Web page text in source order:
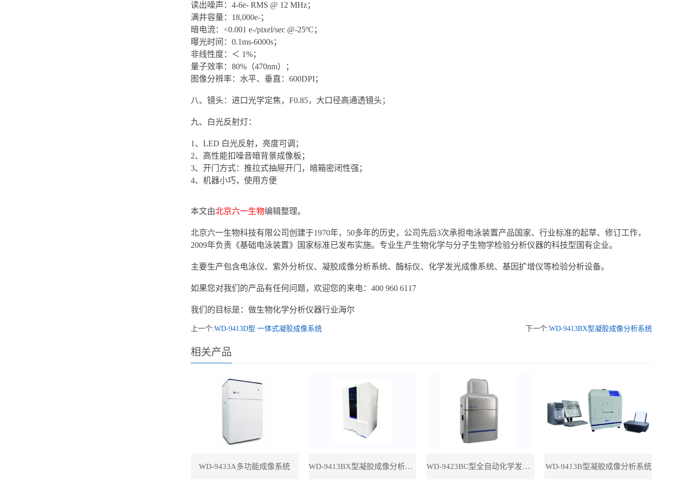
读出噪声：4-6e- RMS @ 12 MHz；
满井容量：18,000e-；
暗电流：<0.001 e-/pixel/sec @-25ºC；
曝光时间：0.1ms-6000s；
非线性度：＜ 1%；
量子效率：80%（470nm）；
图像分辨率：水平、垂直：600DPI；
八、镜头：进口光学定焦，F0.85，大口径高通透镜头；
九、白光反射灯：
1、LED 白光反射，亮度可调；
2、高性能扣噪音暗背景成像板；
3、开门方式：推拉式抽屉开门，暗箱密闭性强；
4、机器小巧，使用方便
本文由北京六一生物编辑整理。
北京六一生物科技有限公司创建于1970年，50多年的历史，公司先后3次承担电泳装置产品国家、行业标准的起草、修订工作，
2009年负责《基础电泳装置》国家标准已发布实施。专业生产生物化学与分子生物学检验分析仪器的科技型国有企业。
主要生产包含电泳仪、紫外分析仪、凝胶成像分析系统、酶标仪、化学发光成像系统、基因扩增仪等检验分析设备。
如果您对我们的产品有任何问题，欢迎您的来电：400 960 6117
我们的目标是：做生物化学分析仪器行业海尔
上一个:WD-9413D型 一体式凝胶成像系统 下一个:WD-9413BX型凝胶成像分析系统
相关产品
WD-9433A多功能成像系统 WD-9413BX型凝胶成像分析系统 WD-9423BC型全自动化学发光成像系统 WD-9413B型凝胶成像分析系统